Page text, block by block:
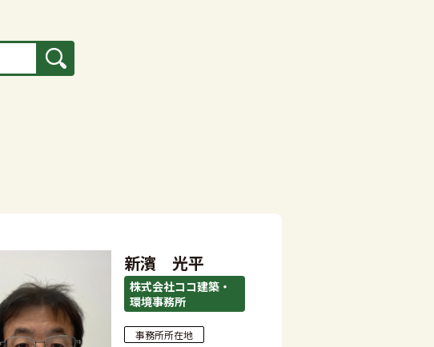
新濱 光平
株式会社ココ建築・
環境事務所
事務所所在地